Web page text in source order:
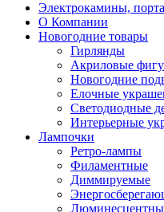
Электрокамины,
О Компании
Новогодние товары
Гирлянды
Акриловые
Новогодние
Елочные
Светодиодные
Интерьерные
Лампочки
Ретро-лампы
Филаментные
Диммируемые